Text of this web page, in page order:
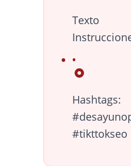
Texto
Hashtags:
#tikttokseo